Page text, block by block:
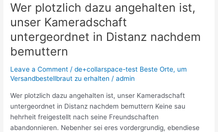
Wer plotzlich dazu angehalten ist,
unser Kameradschaft
untergeordnet in Distanz nachdem
bemuttern
Leave a Comment /de+collarspace-test Beste Orte, um
Versandbestellbraut zu erhalten /admin
Wer plotzlich dazu angehalten ist, unser Kameradschaft
untergeordnet in Distanz nachdem bemuttern Keine sau
hehrheit freigestellt nach seine Freundschaften
abandonnieren. Nebenher sei eres vordergrundig, ebendiese
Wer
plotzlich
dazu
angehalten
ist,
Kameradschaft
untergeordnet
Distanz
nachdem
bemuttern